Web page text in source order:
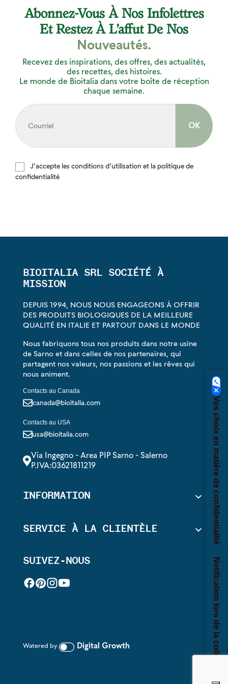
Abonnez-Vous À Nos Infolettres
Et Restez À L’affut De Nos
Nouveautés.
Recevez des inspirations, des offres, des actualités,
des recettes, des histoires.
Le monde de Bioitalia dans votre boîte de réception
chaque semaine.
J'accepte les conditions d’utilisation et la politique de
confidentialité
BIOITALIA SRL SOCIÉTÉ À
MISSION
DEPUIS 1994, NOUS NOUS ENGAGEONS À OFFRIR
DES PRODUITS BIOLOGIQUES DE LA MEILLEURE
QUALITÉ EN ITALIE ET PARTOUT DANS LE MONDE
Nous fabriquons tous nos produits dans notre usine
de Sarno et dans celles de nos partenaires, qui
partagent nos valeurs, nos passions et les rêves qui
nous animent.
Contacts au Canada
canada@bioitalia.com
Contacts au USA
usa@bioitalia.com
Via Ingegno - Area PIP Sarno - Salerno
P.IVA:03621811219
INFORMATION 
SERVICE À LA CLIENTÈLE 
SUIVEZ-NOUS
Watered by Digital Growth
Vos choix en matière de confidentialité
Notification lors de la collecte